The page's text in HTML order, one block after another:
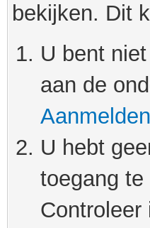
bekijken. Dit
U bent
aan de
Aanmelden
U hebt
toegang